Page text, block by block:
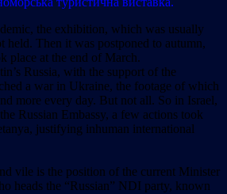
the exhibition, which was usually
held. Then it was postponed to autumn,
place at the end of March.
Russia, with the support of the
a war in Ukraine, the footage of which
more every day. But not all. So in Israel,
Russian Embassy, a few actions took
justifying inhuman international
vile is the position of the current Minister
heads the “Russian” NDI party, known